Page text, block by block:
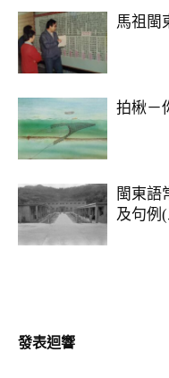
馬祖閩
拍楸－
閩東語
及句例
發表迴響